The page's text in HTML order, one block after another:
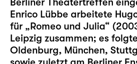
Enrico Lübbe arbeitete
für „Romeo und Julia“
Leipzig zusammen; es
Oldenburg, München,